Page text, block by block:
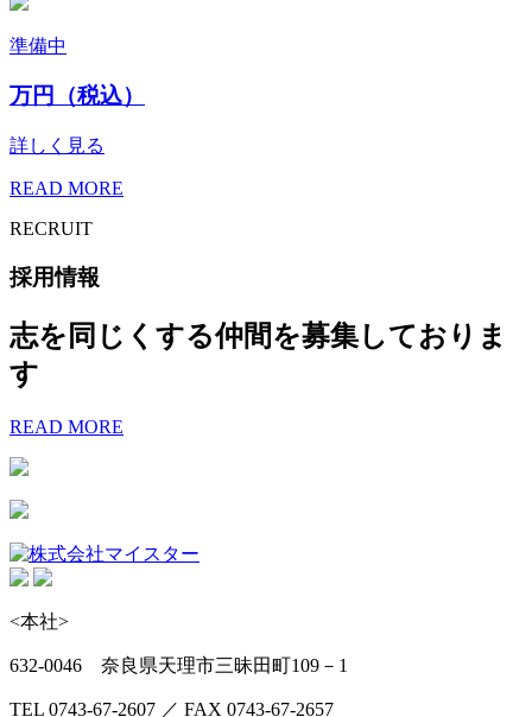
準備中
万円（税込）
詳しく見る
READ MORE
RECRUIT
採用情報
志を同じくする仲間を募集しておりま
す
READ MORE
<本社>
632-0046 奈良県天理市三昧田町109－1
TEL 0743-67-2607 ／ FAX 0743-67-2657